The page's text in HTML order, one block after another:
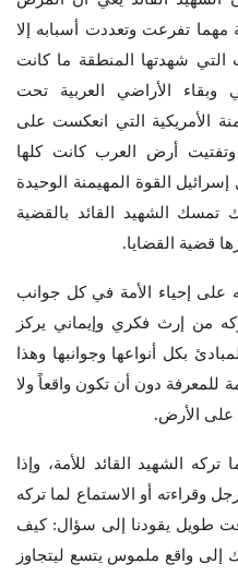
مهما تفرعت وتعددت أسبابه إلا
التي شهدتها المنطقة ما كانت
وبقاء الأراضي العربية تحت
الأمريكية التي انعكست على
وتفتيت أرض العرب كانت كلها
القوة المهيمنة الوحيدة
الشهيد القائد بالقضية
قضية القضايا.
على إحياء الأمة في كل جوانب
من إرث فكري وإيماني يركز
بكل أنواعها وجوانبها وهذا
للمعرفة دون أن تكون واقعاً ولا
الأرض.
الشهيد القائد للأمة، وإذا
وقراءته أو الاستماع لما تركه
طويل يقودنا إلى سؤال: كيف
إلى واقع ملموس يتسع ليتجاوز